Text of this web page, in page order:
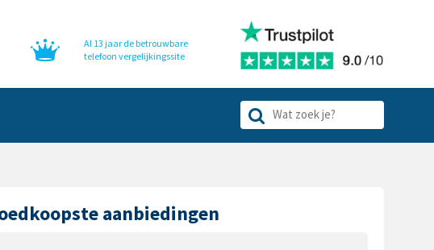
Al 13 jaar de betrouwbare
telefoon vergelijkingssite
aanbiedingen